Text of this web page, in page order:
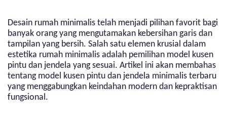
Desain rumah minimalis telah menjadi pilihan favorit bagi
banyak orang yang mengutamakan kebersihan garis dan
tampilan yang bersih. Salah satu elemen krusial dalam
estetika rumah minimalis adalah pemilihan model kusen
pintu dan jendela yang sesuai. Artikel ini akan membahas
tentang model kusen pintu dan jendela minimalis terbaru
yang menggabungkan keindahan modern dan kepraktisan
fungsional.